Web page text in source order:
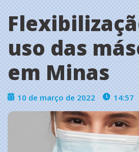
uso das
em Minas
10 de março de 2022 14:57